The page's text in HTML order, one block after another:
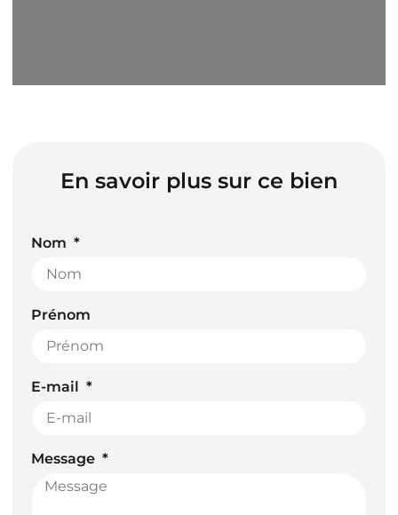
En savoir plus sur ce bien
Nom
Prénom
E-mail
Message